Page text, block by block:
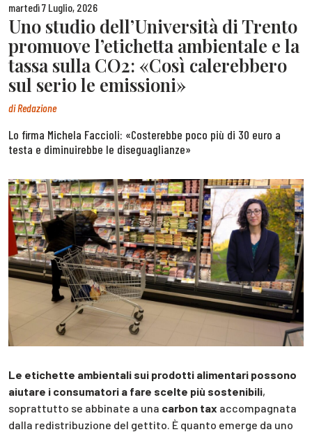
martedì 7 Luglio, 2026
Uno studio dell’Università di Trento
promuove l’etichetta ambientale e la
tassa sulla CO2: «Così calerebbero
sul serio le emissioni»
diRedazione
Lo firma Michela Faccioli: «Costerebbe poco più di 30 euro a
testa e diminuirebbe le diseguaglianze»
Le etichette ambientali sui prodotti alimentari possono
aiutare i consumatori a fare scelte più sostenibili,
soprattutto se abbinate a una carbon tax accompagnata
dalla redistribuzione del gettito. È quanto emerge da uno